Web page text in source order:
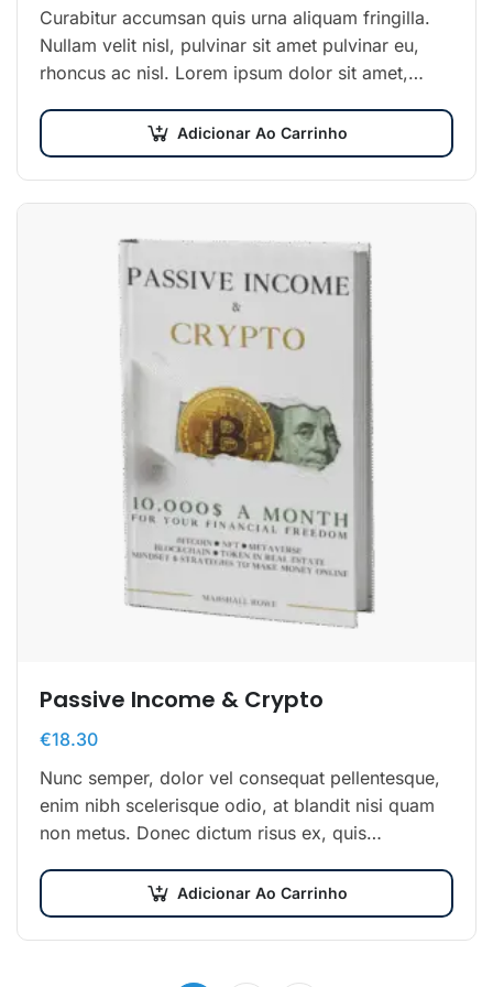
foi:
€21.00.
é:
€17.00.
Curabitur accumsan quis urna aliquam fringilla.
Nullam velit nisl, pulvinar sit amet pulvinar eu,
rhoncus ac nisl. Lorem ipsum dolor sit amet,
consectetur nisi….Adicionar Ao Carrinho
Passive Income & Crypto
€18.30
Nunc semper, dolor vel consequat pellentesque,
enim nibh scelerisque odio, at blandit nisi quam
non metus. Donec dictum risus ex, quis
Adicionar Ao Carrinho